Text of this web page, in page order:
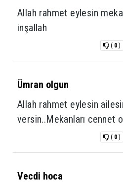
Allah rahmet eylesin
inşallah
( 0 )
Ümran olgun
Allah rahmet eylesin
versin..Mekanları cennet
( 0 )
Vecdi hoca